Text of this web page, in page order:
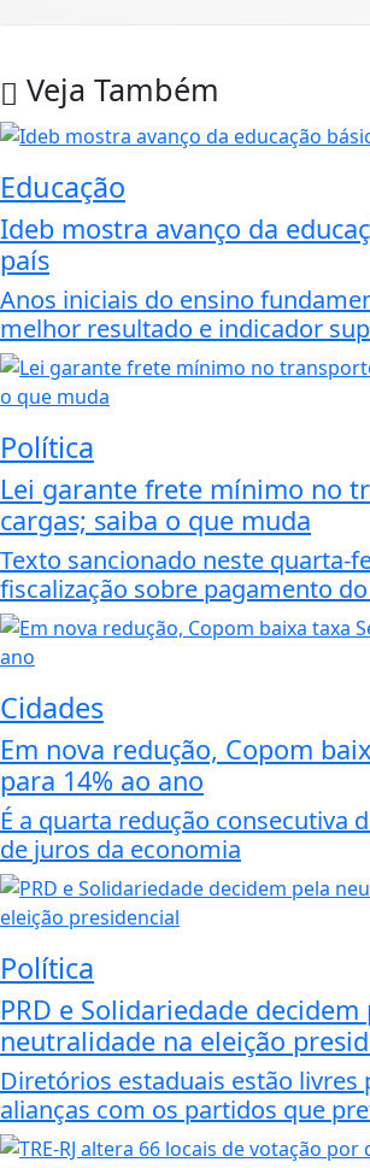
Veja Também
Educação
Ideb mostra avanço da
país
Anos iniciais do ensino
melhor resultado e indicador
Política
Lei garante frete mínimo no
cargas; saiba o que muda
Texto sancionado neste quarta-
fiscalização sobre pagamento
Cidades
Em nova redução, Copom
para 14% ao ano
É a quarta redução consecutiva
de juros da economia
Política
PRD e Solidariedade decidem
neutralidade na eleição
Diretórios estaduais estão livres
alianças com os partidos que